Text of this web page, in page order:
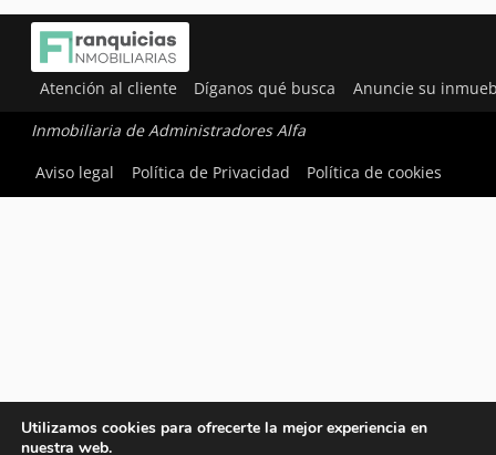
Atención al cliente Díganos qué busca Anuncie su
Inmobiliaria de Administradores Alfa
Aviso legal
Política de Privacidad Política de cookies
Utilizamos cookies para ofrecerte la mejor experiencia en
nuestra web.